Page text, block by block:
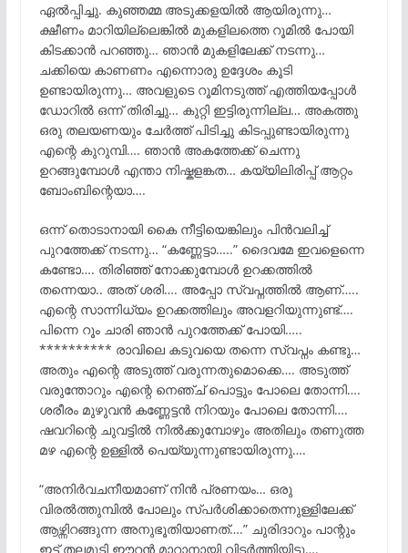
ഏൽപ്പിച്ചു. കുഞ്ഞമ്മ അടുക്കളയിൽ ആയിരുന്നു…
ക്ഷീണം മാറിയില്ലെങ്കിൽ മുകളിലത്തെ റൂമിൽ പോയി
കിടക്കാൻ പറഞ്ഞു… ഞാൻ മുകളിലേക്ക് നടന്നു…
ചക്കിയെ കാണണം എന്നൊരു ഉദ്ദേശം കൂടി
ഉണ്ടായിരുന്നു… അവളുടെ റൂമിനടുത്ത് എത്തിയപ്പോൾ
ഡോറിൽ ഒന്ന് തിരിച്ചു… കുറ്റി ഇട്ടിരുന്നില്ല… അകത്തു
ഒരു തലയണയും ചേർത്ത് പിടിച്ചു കിടപ്പുണ്ടായിരുന്നു
എന്റെ കുറുമ്പി…. ഞാൻ അകത്തേക്ക് ചെന്നു
ഉറങ്ങുമ്പോൾ എന്താ നിഷ്കളങ്കത… കയ്യിലിരിപ്പ് ആറ്റം
ബോംബിന്റെയാ….
ഒന്ന് തൊടാനായി കൈ നീട്ടിയെങ്കിലും പിൻവലിച്ച്
പുറത്തേക്ക് നടന്നു… “കണ്ണേട്ടാ…..” ദൈവമേ ഇവളെന്നെ
കണ്ടോ…. തിരിഞ്ഞ് നോക്കുമ്പോൾ ഉറക്കത്തിൽ
തന്നെയാ.. അത് ശരി…. അപ്പോ സ്വപ്നത്തിൽ ആണ്…..
എന്റെ സാന്നിധ്യം ഉറക്കത്തിലും അവളറിയുന്നുണ്ട്….
പിന്നെ റൂം ചാരി ഞാൻ പുറത്തേക്ക് പോയി…..
********** രാവിലെ കടുവയെ തന്നെ സ്വപ്നം കണ്ടു…
അതും എന്റെ അടുത്ത് വരുന്നതുമൊക്കെ…. അടുത്ത്
വരുന്തോറും എന്റെ നെഞ്ച് പൊട്ടും പോലെ തോന്നി….
ശരീരം മുഴുവൻ കണ്ണേട്ടൻ നിറയും പോലെ തോന്നി….
ഷവറിന്റെ ചുവട്ടിൽ നിൽക്കുമ്പോഴും അതിലും തണുത്ത
മഴ എന്റെ ഉള്ളിൽ പെയ്യുന്നുണ്ടായിരുന്നു….
“അനിർവചനീയമാണ് നിൻ പ്രണയം… ഒരു
വിരൽത്തുമ്പിൽ പോലും സ്പർശിക്കാതെന്നുള്ളിലേക്ക്
ആഴ്ന്നിറങ്ങുന്ന അനുഭൂതിയാണത്….” ചുരിദാറും പാന്റും
ഇട്ട് തലമുടി ഈറൻ മാറാനായി വിടർത്തിയിട്ടു….